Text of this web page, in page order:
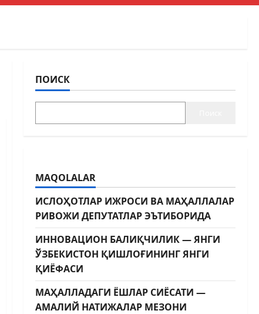
ПОИСК
MAQOLALAR
ИСЛОҲОТЛАР ИЖРОСИ ВА МАҲАЛЛАЛАР
РИВОЖИ ДЕПУТАТЛАР ЭЪТИБОРИДА
ИННОВАЦИОН БАЛИҚЧИЛИК — ЯНГИ
ЎЗБЕКИСТОН ҚИШЛОҒИНИНГ ЯНГИ
ҚИЁФАСИ
МАҲАЛЛАДАГИ ЁШЛАР СИЁСАТИ —
АМАЛИЙ НАТИЖАЛАР МЕЗОНИ